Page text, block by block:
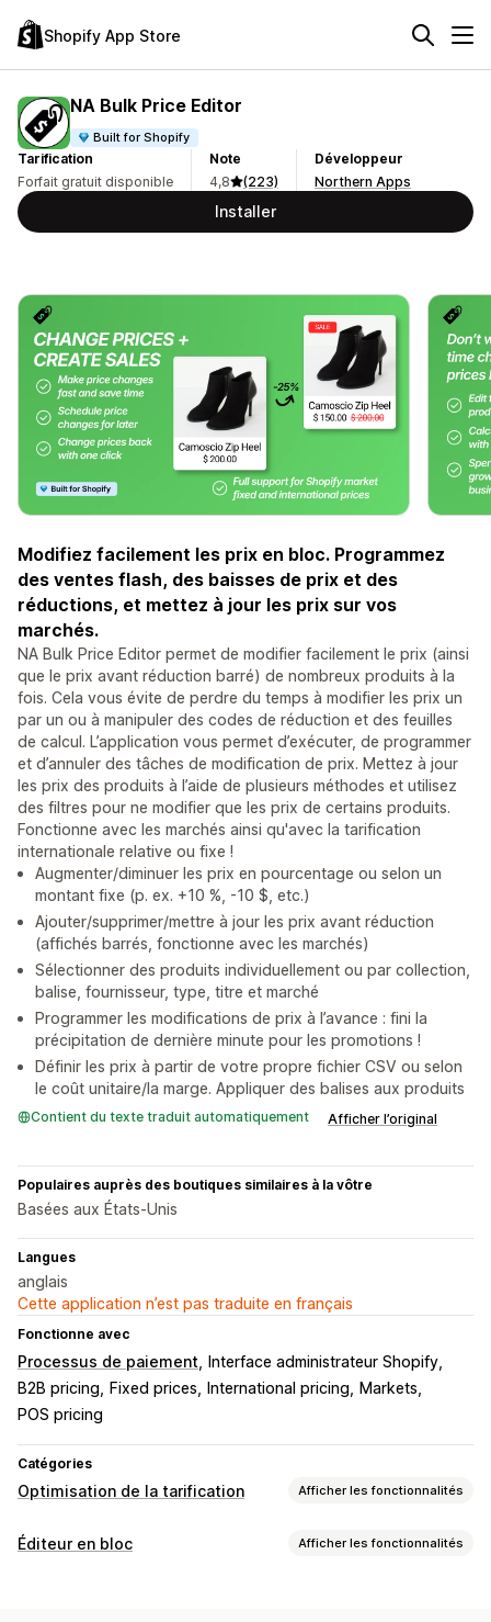
Shopify App Store
NA Bulk Price Editor
Built for Shopify
Tarification
Forfait gratuit disponible
Note
4,8
(223)
Développeur
Northern Apps
Installer
Modifiez facilement les prix en bloc. Programmez
des ventes flash, des baisses de prix et des
réductions, et mettez à jour les prix sur vos
marchés.
NA Bulk Price Editor permet de modifier facilement le prix (ainsi
que le prix avant réduction barré) de nombreux produits à la
fois. Cela vous évite de perdre du temps à modifier les prix un
par un ou à manipuler des codes de réduction et des feuilles
de calcul. L’application vous permet d’exécuter, de programmer
et d’annuler des tâches de modification de prix. Mettez à jour
les prix des produits à l’aide de plusieurs méthodes et utilisez
des filtres pour ne modifier que les prix de certains produits.
Fonctionne avec les marchés ainsi qu'avec la tarification
internationale relative ou fixe !
Augmenter/diminuer les prix en pourcentage ou selon un
montant fixe (p. ex. +10 %, -10 $, etc.)
Ajouter/supprimer/mettre à jour les prix avant réduction
(affichés barrés, fonctionne avec les marchés)
Sélectionner des produits individuellement ou par collection,
balise, fournisseur, type, titre et marché
Programmer les modifications de prix à l’avance : fini la
précipitation de dernière minute pour les promotions !
Définir les prix à partir de votre propre fichier CSV ou selon
le coût unitaire/la marge. Appliquer des balises aux produits
Contient du texte traduit automatiquement Afficher l’original
Populaires auprès des boutiques similaires à la vôtre
Basées aux États-Unis
Langues
anglais
Cette application n’est pas traduite en français
Fonctionne avec
Processus de paiement
Interface administrateur Shopify
B2B pricing
Fixed prices International pricing
Markets
POS pricing
Catégories
Optimisation de la tarification Afficher les fonctionnalités
Gestion de la tarification
Éditeur en bloc Afficher les fonctionnalités